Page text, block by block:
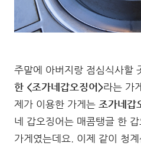
주말에 아버지랑 점심식사할
한 <조가네갑오징어>라는 가
제가 이용한 가게는 조가네갑
네 갑오징어는 매콤탱글 한
가게였는데요. 이제 같이 청